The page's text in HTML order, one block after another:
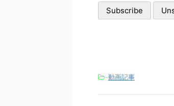
る人にとって、決して
なりません。 一般的
-動画記事